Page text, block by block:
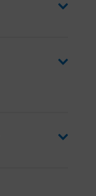
Antwoord wisselen
arrow-right
arrow-right
arrow-right